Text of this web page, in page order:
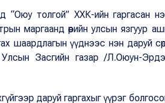
толгой” ХХК-ийн гаргасан
маргаанд өөрийн улсын язгуур
шаардлагын үүднээс нэн даруй
Засгийн газар /Л.Оюун-
даруй гаргахыг үүрэг